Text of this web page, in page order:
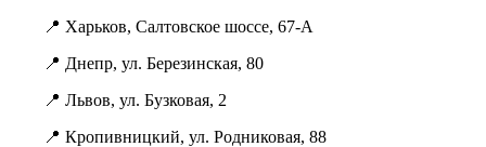
📍 Харьков, Салтовское шоссе, 67-А
📍 Днепр, ул. Березинская, 80
📍 Львов, ул. Бузковая, 2
📍 Кропивницкий, ул. Родниковая, 88